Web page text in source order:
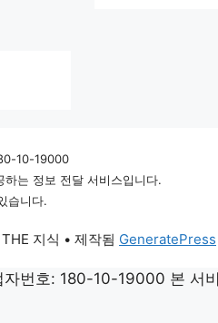
10-19000
는 정보 전달 서비스입니다.
습니다.
지식 • 제작됨 GeneratePress
호: 180-10-19000 본 서